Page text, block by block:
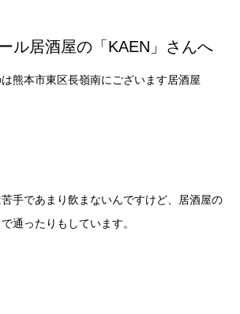
ル居酒屋の「KAEN」さんへ
熊本市東区長嶺南にございます居酒屋
手であまり飲まないんですけど、居酒屋の
通ったりもしています。